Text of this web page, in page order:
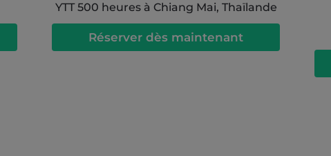
YTT 500 heures à Chiang Mai, Thaïlande
Réserver dès maintenant